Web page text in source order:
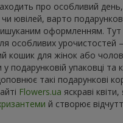
про особливий
ювілей, варто
оформленням. Тут
особливих
кошик для жінок або
подарунковій упаковці та
такі подарункові
Flowers.ua яскраві квіти,
й створює